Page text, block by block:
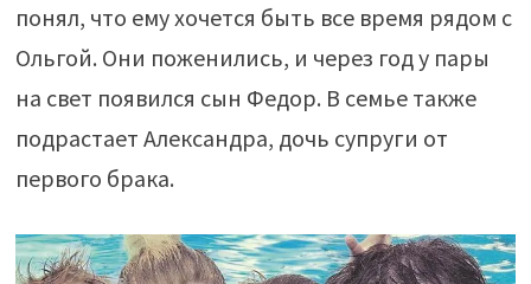
понял, что ему хочется быть все время рядом с
Ольгой. Они поженились, и через год у пары
на свет появился сын Федор. В семье также
подрастает Александра, дочь супруги от
первого брака.